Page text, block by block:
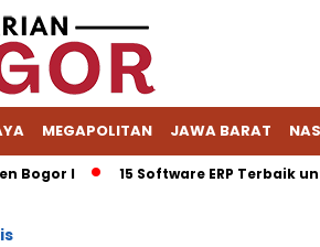
MEGAPOLITAN JAWA BARAT
I 15 Software ERP Terbaik untuk